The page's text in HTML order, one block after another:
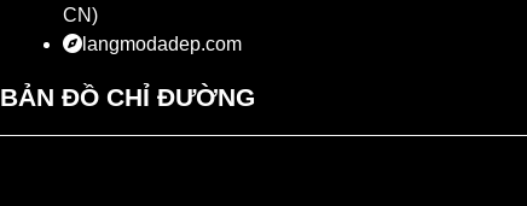
CN)
langmodadep.com
BẢN ĐỒ CHỈ ĐƯỜNG